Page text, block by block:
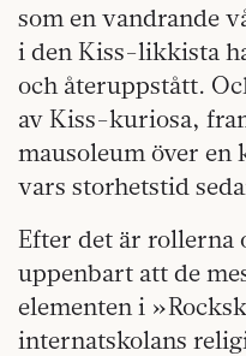
som en vandrande
i den Kiss-likkista
och återuppstått.
av Kiss-kuriosa,
mausoleum över
vars storhetstid
Efter det är rollerna
uppenbart att de
elementen i
internatskolans